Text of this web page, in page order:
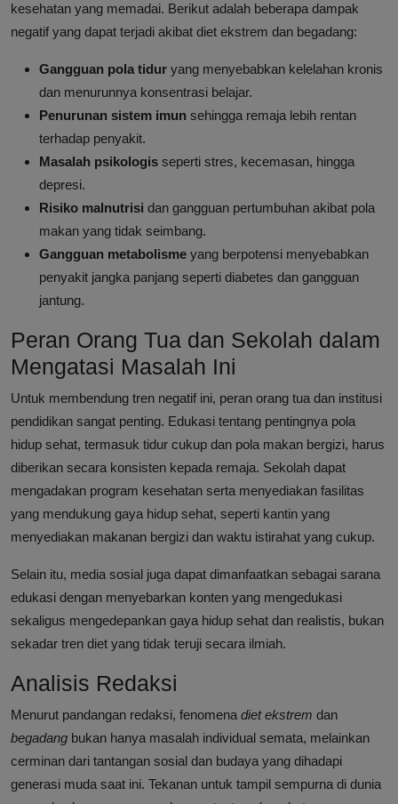
kesehatan yang memadai. Berikut adalah beberapa dampak
negatif yang dapat terjadi akibat diet ekstrem dan begadang:
Gangguan pola tidur yang menyebabkan kelelahan kronis
dan menurunnya konsentrasi belajar.
Penurunan sistem imun sehingga remaja lebih rentan
terhadap penyakit.
Masalah psikologis seperti stres, kecemasan, hingga
depresi.
Risiko malnutrisi dan gangguan pertumbuhan akibat pola
makan yang tidak seimbang.
Gangguan metabolisme yang berpotensi menyebabkan
penyakit jangka panjang seperti diabetes dan gangguan
jantung.
Peran Orang Tua dan Sekolah dalam
Mengatasi Masalah Ini
Untuk membendung tren negatif ini, peran orang tua dan institusi
pendidikan sangat penting. Edukasi tentang pentingnya pola
hidup sehat, termasuk tidur cukup dan pola makan bergizi, harus
diberikan secara konsisten kepada remaja. Sekolah dapat
mengadakan program kesehatan serta menyediakan fasilitas
yang mendukung gaya hidup sehat, seperti kantin yang
menyediakan makanan bergizi dan waktu istirahat yang cukup.
Selain itu, media sosial juga dapat dimanfaatkan sebagai sarana
edukasi dengan menyebarkan konten yang mengedukasi
sekaligus mengedepankan gaya hidup sehat dan realistis, bukan
sekadar tren diet yang tidak teruji secara ilmiah.
Analisis Redaksi
Menurut pandangan redaksi, fenomenadiet ekstrem dan
begadang bukan hanya masalah individual semata, melainkan
cerminan dari tantangan sosial dan budaya yang dihadapi
generasi muda saat ini. Tekanan untuk tampil sempurna di dunia